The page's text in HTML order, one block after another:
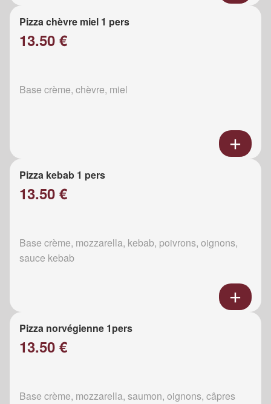
Pizza chèvre miel 1 pers
13.50 €
Base crème, chèvre, miel
Pizza kebab 1 pers
13.50 €
Base crème, mozzarella, kebab, poivrons, oignons,
sauce kebab
Pizza norvégienne 1pers
13.50 €
Base crème, mozzarella, saumon, oignons, câpres